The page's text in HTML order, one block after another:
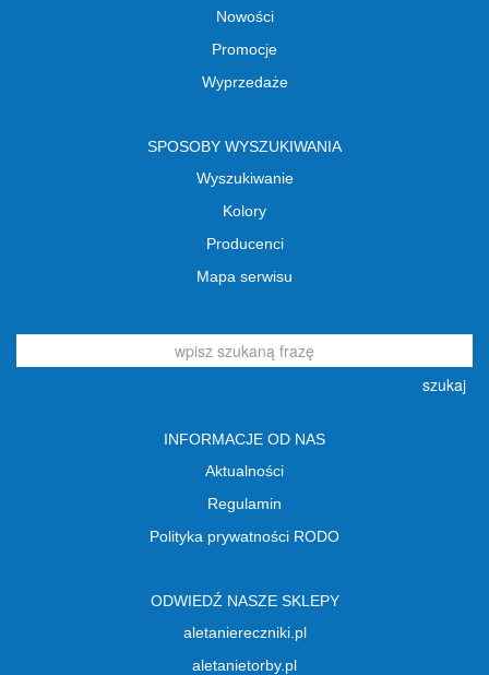
Nowości
Promocje
Wyprzedaże
SPOSOBY WYSZUKIWANIA
Wyszukiwanie
Kolory
Producenci
Mapa serwisu
szukaj
INFORMACJE OD NAS
Aktualności
Regulamin
Polityka prywatności RODO
ODWIEDŹ NASZE SKLEPY
aletaniereczniki.pl
aletanietorby.pl